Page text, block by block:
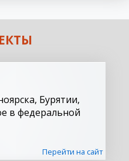
Бурятии,
в федеральной
Перейти на сайт